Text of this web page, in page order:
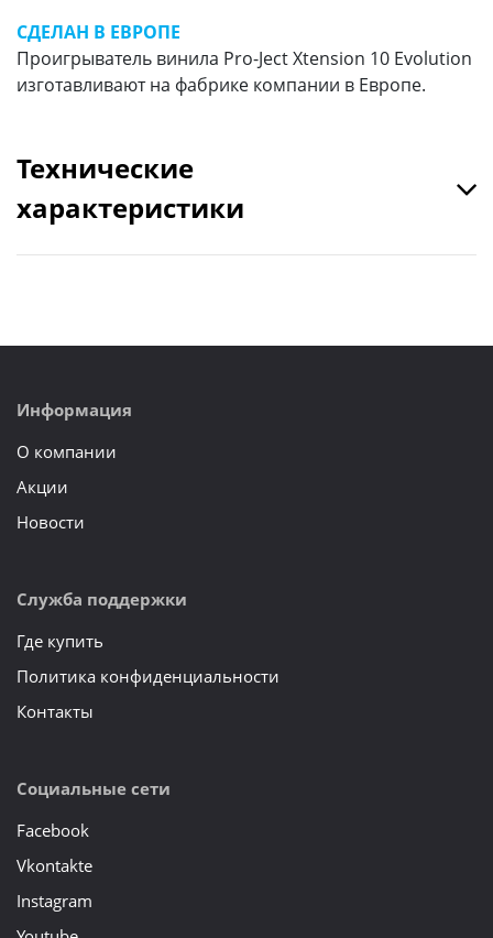
СДЕЛАН В ЕВРОПЕ
Проигрыватель винила Pro-Ject Xtension 10 Evolution
изготавливают на фабрике компании в Европе.
Технические
характеристики
Информация
О компании
Акции
Новости
Служба поддержки
Где купить
Политика конфиденциальности
Контакты
Социальные сети
Facebook
Vkontakte
Instagram